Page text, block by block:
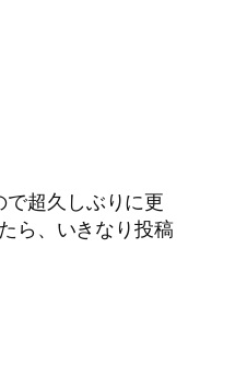
超久しぶりに更
ら、いきなり投稿